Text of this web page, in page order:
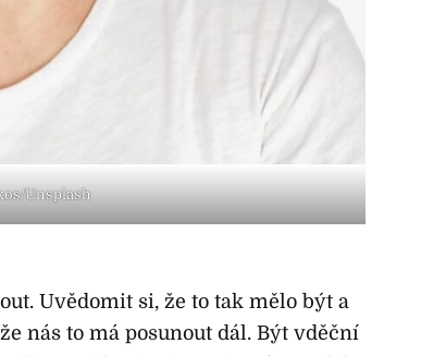
Unsplash
Uvědomit si, že to tak mělo být a
nás to má posunout dál. Být vděční